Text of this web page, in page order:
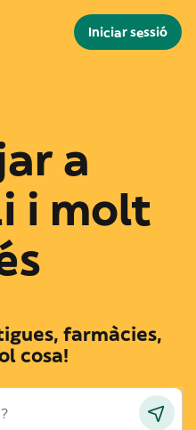
Iniciar sessió
a
i molt
farmàcies,
cosa!